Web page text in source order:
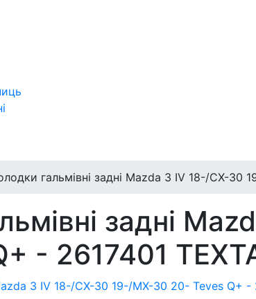
гальмівні задні Mazda 3 IV 18-/CX-30
задні
- 2617401